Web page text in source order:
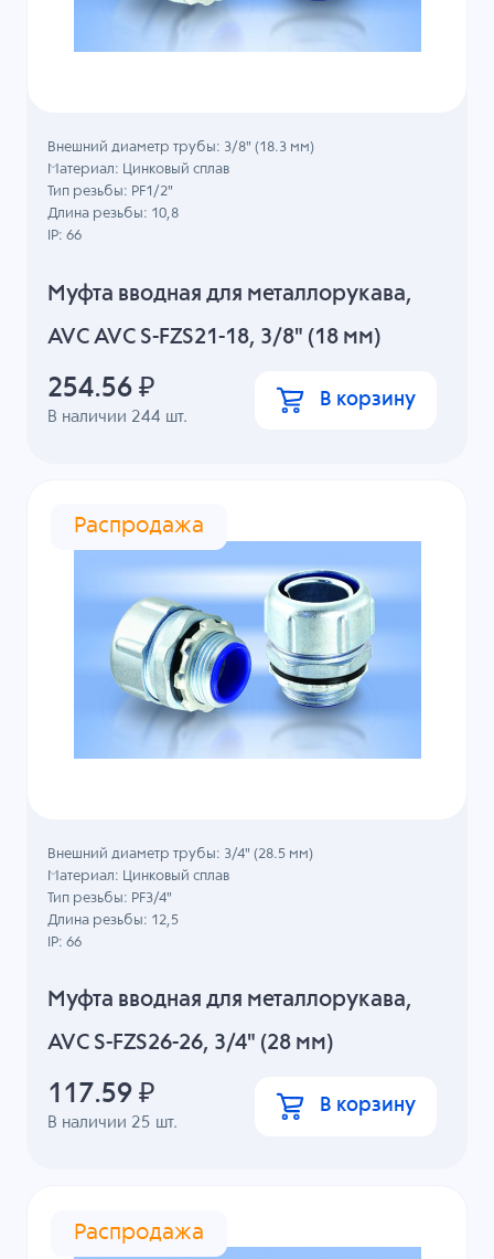
Муфта вводная для металлорукава,
AVC AVC S-FZS21-18, 3/8" (18 мм)
В наличии 244 шт.
Внешний диаметр трубы: 3/8" (18.3 мм)
Материал: Цинковый сплав
Тип резьбы: PF1/2"
Длина резьбы: 10,8
IP: 66
254.56 ₽ В корзину
Распродажа
Муфта вводная для металлорукава,
AVC S-FZS26-26, 3/4" (28 мм)
В наличии 25 шт.
Внешний диаметр трубы: 3/4" (28.5 мм)
Материал: Цинковый сплав
Тип резьбы: PF3/4"
Длина резьбы: 12,5
IP: 66
117.59 ₽ В корзину
Распродажа